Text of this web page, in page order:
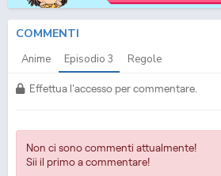
COMMENTI
Anime Episodio 3 Regole
Effettua l'accesso per commentare.
Non ci sono commenti attualmente!
Sii il primo a commentare!